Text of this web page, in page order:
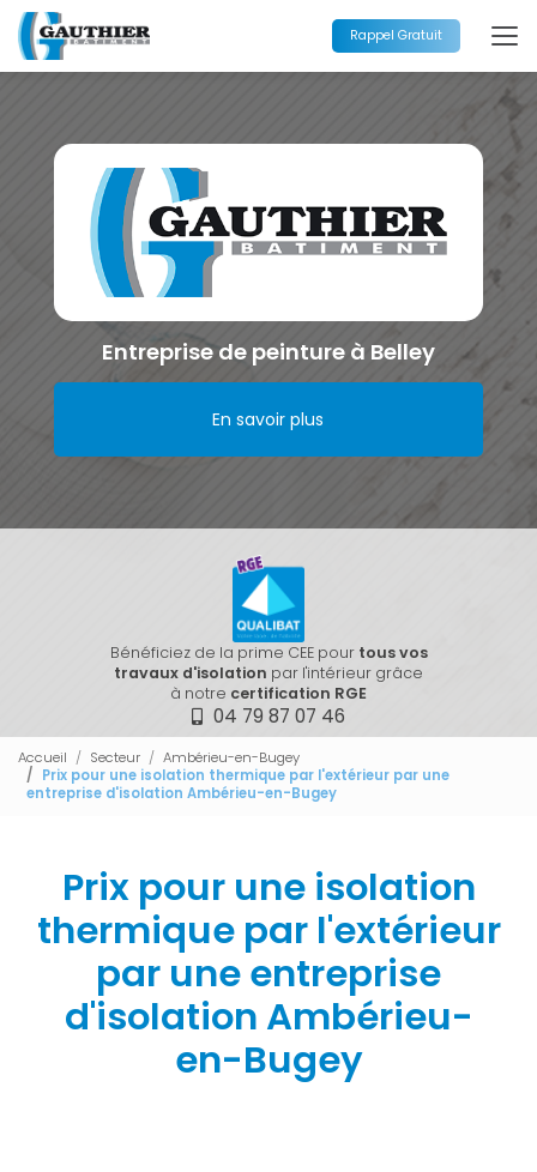
Aller
au
contenu
principal
Rappel Gratuit
Entreprise de peinture à Belley
En savoir plus
Bénéficiez de la prime CEE pourtous vos
travaux d'isolation par l'intérieur grâce
à notre certification RGE
04 79 87 07 46
Accueil Secteur
Ambérieu-en-Bugey
Prix pour une isolation thermique par l'extérieur par une
entreprise d'isolation Ambérieu-en-Bugey
Prix pour une isolation
thermique par l'extérieur
par une entreprise
d'isolation Ambérieu-
en-Bugey